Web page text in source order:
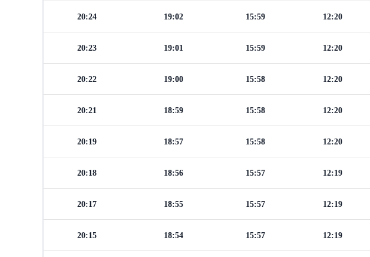
12:20
15:59
19:02
20:24
12:20
15:59
19:01
20:23
12:20
15:58
19:00
20:22
12:20
15:58
18:59
20:21
12:20
15:58
18:57
20:19
12:19
15:57
18:56
20:18
12:19
15:57
18:55
20:17
12:19
15:57
18:54
20:15